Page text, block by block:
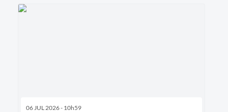
06 JUL 2026 - 10h59